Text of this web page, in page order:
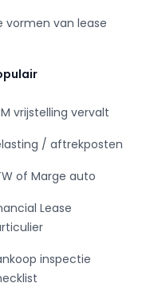
vormen van lease
vrijstelling vervalt
/ aftrekposten
of Marge auto
Lease
inspectie